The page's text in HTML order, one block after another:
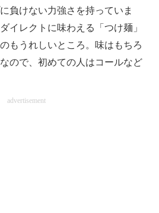
負けない力強さを持っていま
イレクトに味わえる「つけ麺」
もうれしいところ。味はもちろ
ので、初めての人はコールなど
advertisement